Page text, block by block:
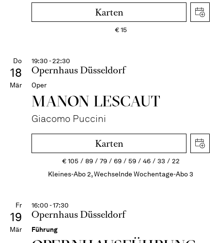
Karten
€15
Do
18
Mär
19:30 - 22:30
Opernhaus Düsseldorf
Oper
MANON LESCAUT
Giacomo Puccini
Karten
€105 89 79 69 59 46 33
22
Kleines-Abo 2, Wechselnde Wochentage-Abo 3
Fr
19
Mär
16:00 - 17:30
Opernhaus Düsseldorf
Führung